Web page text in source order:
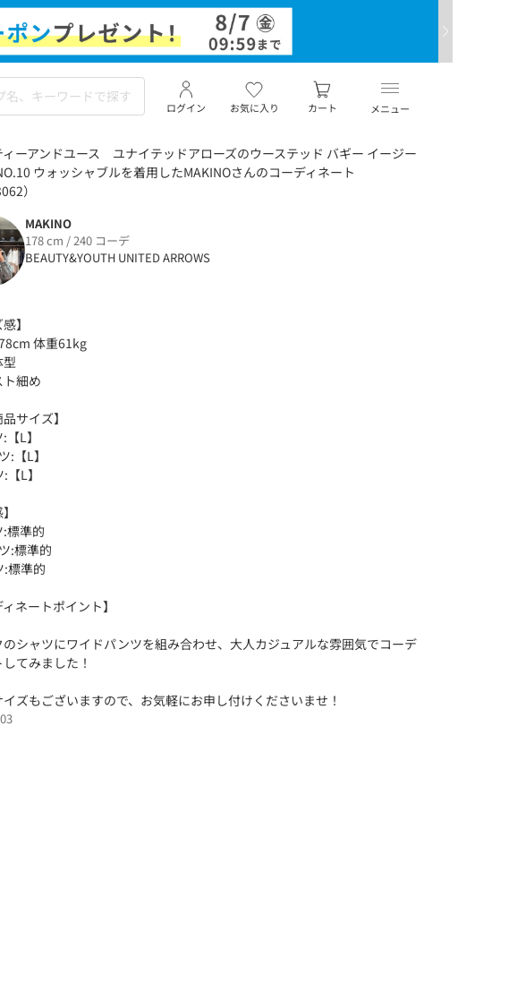
メニュー
お気に入り
ログイン カート
ィーアンドユース ユナイテッドアローズのウーステッド バギー イージー
ウォッシャブルを着用したMAKINOさんのコーディネート
）
MAKINO
178 cm / 240 コーデ
BEAUTY&YOUTH UNITED ARROWS
】
体重61kg
細め
品サイズ】
L】
:【L】
L】
標準的
:標準的
標準的
ィネートポイント】
のシャツにワイドパンツを組み合わせ、大人カジュアルな雰囲気でコーデ
てみました！
ズもございますので、お気軽にお申し付けくださいませ！